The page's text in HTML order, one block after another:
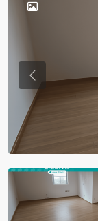
Previous